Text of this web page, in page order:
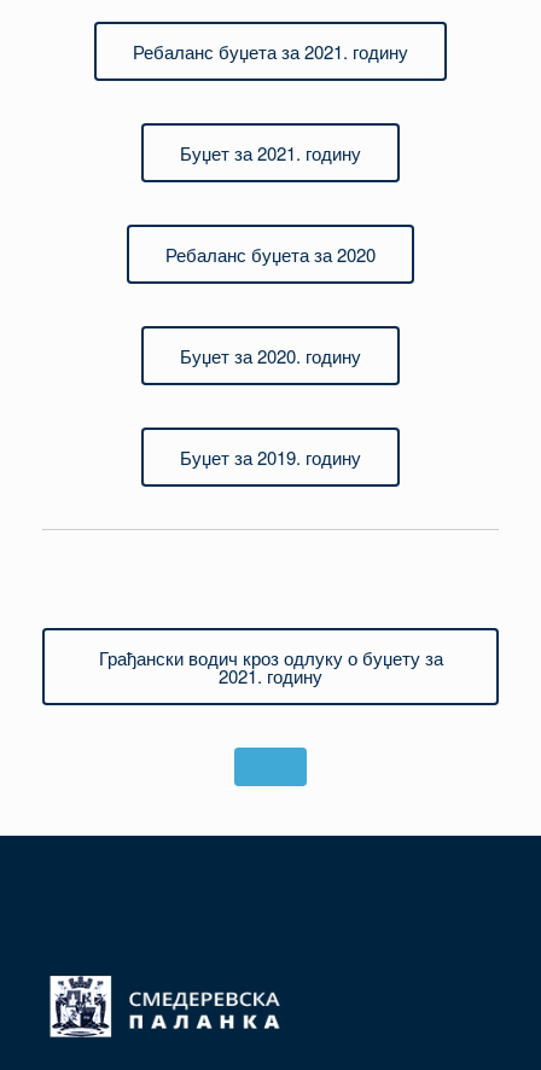
Ребаланс буџета за 2021. годину
Буџет за 2021. годину
Ребаланс буџета за 2020
Буџет за 2020. годину
Буџет за 2019. годину
Грађански водич кроз одлуку о буџету за
2021. годину